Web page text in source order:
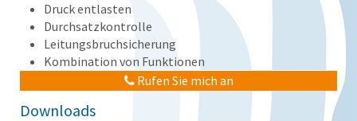
Druck entlasten
Durchsatzkontrolle
Leitungsbruchsicherung
Kombination von Funktionen
Rufen Sie mich an
Downloads